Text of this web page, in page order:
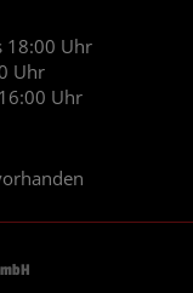
18:00 Uhr
Uhr
Uhr